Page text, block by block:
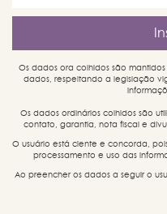
Os dados ora colhidos são
dados, respeitando a legislação
Os dados ordinários colhidos são
contato, garantia, nota fiscal e
O usuário está ciente e concorda,
processamento e uso das
Ao preencher os dados a seguir o